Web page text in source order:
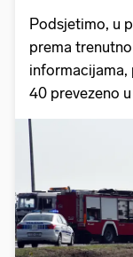
Podsjetimo, u
prema
informacijama,
40 prevezeno